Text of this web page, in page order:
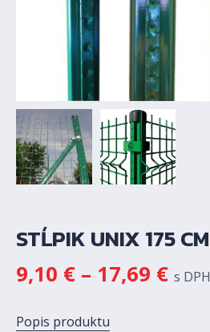
STĹPIK UNIX 175 CM
9,10 € – 17,69 € s DPH
Popis produktu